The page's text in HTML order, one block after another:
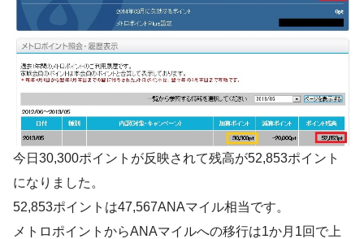
今日30,300ポイントが反映されて残高が52,853ポイント
になりました。
52,853ポイントは47,567ANAマイル相当です。
メトロポイントからANAマイルへの移行は1か月1回で上